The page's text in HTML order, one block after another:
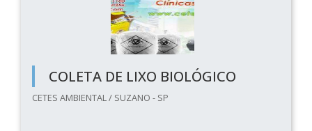
COLETA DE LIXO BIOLÓGICO
CETES AMBIENTAL / SUZANO - SP